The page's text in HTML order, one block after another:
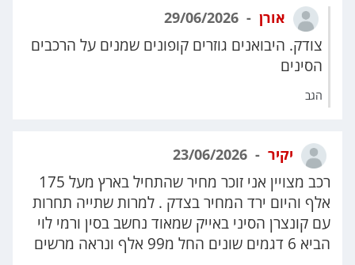
אורן
צודק. היבואנים גוזרים קופונים שמנים על הרכבים
הסינים
הגב
יקיר
רכב מצויין אני זוכר מחיר שהתחיל בארץ מעל 175
אלף והיום ירד המחיר בצדק . למרות שתייה תחרות
עם קונצרן הסיני באייק שמאוד נחשב בסין ורמי לוי
הביא 6 דגמים שונים החל מ99 אלף ונראה מרשים